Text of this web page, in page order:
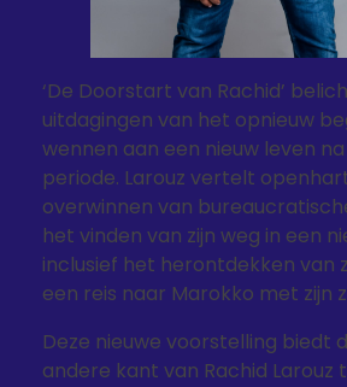
‘De Doorstart van Rachid’
uitdagingen van het opnieuw
wennen aan een nieuw leven
periode. Larouz vertelt
overwinnen van
het vinden van zijn weg in een
inclusief het herontdekken van
een reis naar Marokko met zijn
Deze nieuwe voorstelling biedt
andere kant van Rachid Larouz